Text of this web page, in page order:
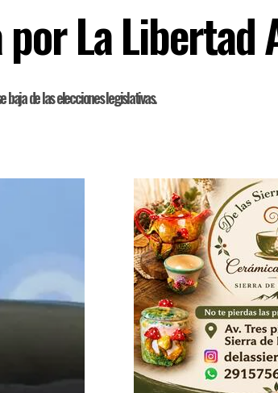
La Libertad
de las elecciones legislativas.